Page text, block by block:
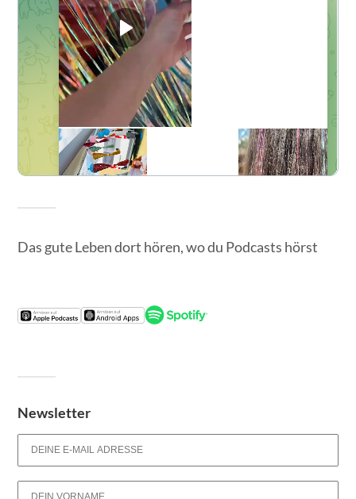
Das gute Leben dort hören, wo du Podcasts hörst
Newsletter